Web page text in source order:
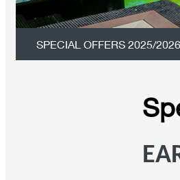
SPECIAL OFFERS 2025/